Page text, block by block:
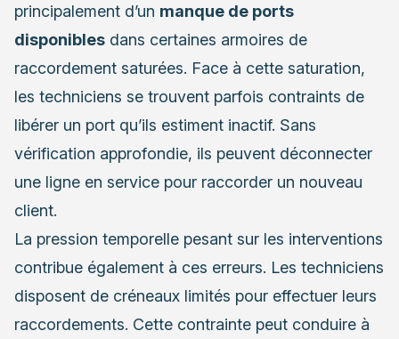
principalement d’un manque de ports
disponibles dans certaines armoires de
raccordement saturées. Face à cette saturation,
les techniciens se trouvent parfois contraints de
libérer un port qu’ils estiment inactif. Sans
vérification approfondie, ils peuvent déconnecter
une ligne en service pour raccorder un nouveau
client.
La pression temporelle pesant sur les interventions
contribue également à ces erreurs. Les techniciens
disposent de créneaux limités pour effectuer leurs
raccordements. Cette contrainte peut conduire à